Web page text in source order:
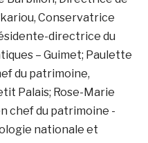
Conservatrice
directrice du
– Guimet; Paulette
du patrimoine,
Palais; Rose-Marie
chef du patrimoine -
nationale et